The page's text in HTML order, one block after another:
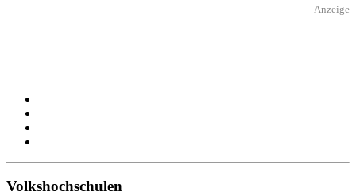
Anzeige
Volkshochschulen